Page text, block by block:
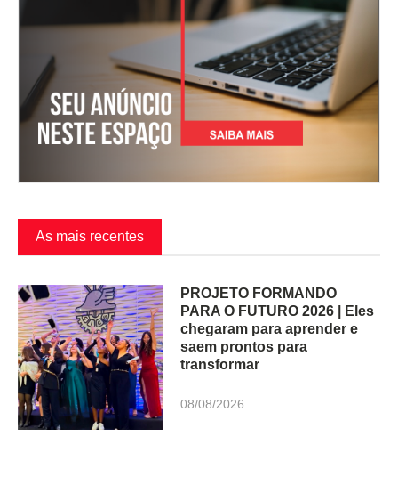
As mais recentes
PROJETO FORMANDO
PARA O FUTURO 2026 | Eles
chegaram para aprender e
saem prontos para
transformar
08/08/2026